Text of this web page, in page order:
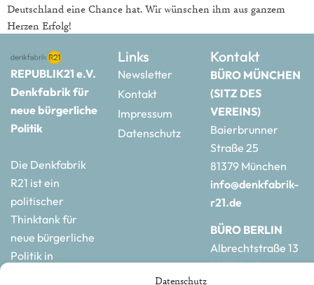
Datenschutz
Deutschland eine Chance hat. Wir wünschen ihm aus ganzem
Herzen Erfolg!
REPUBLIK21 e.V.
Denkfabrik für
neue bürgerliche
Politik
Die Denkfabrik
R21 ist ein
politischer
Thinktank für
neue bürgerliche
Politik in
Links
Newsletter
Kontakt
Impressum
Datenschutz
Kontakt
BÜRO MÜNCHEN
(SITZ DES
VEREINS)
Baierbrunner
Straße 25
81379 München
info@denkfabrik-
r21.de
BÜRO BERLIN
Albrechtstraße 13
10117 Berlin